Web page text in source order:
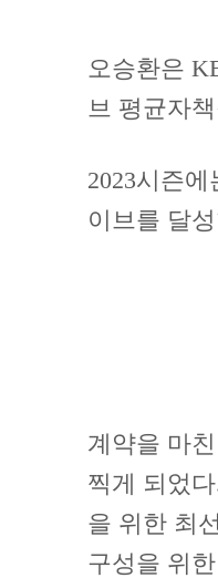
오승환은
브 평균자
2023시즌
이브를 달
계약을 마
찍게 되었
을 위한 최
구성을 위